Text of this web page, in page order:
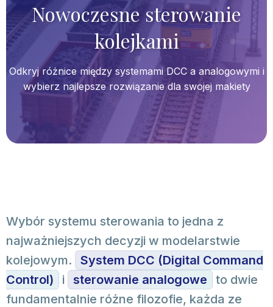
Nowoczesne sterowanie
kolejkami
Odkryj różnice między systemami DCC a analogowymi i
wybierz najlepsze rozwiązanie dla swojej makiety
Wybór systemu sterowania to jedna z
najważniejszych decyzji w modelarstwie
kolejowym.
System DCC (Digital Command
Control)
i sterowanie analogowe
to dwie
fundamentalnie różne filozofie, każda ze